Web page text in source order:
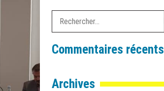
Commentaires récents
Archives